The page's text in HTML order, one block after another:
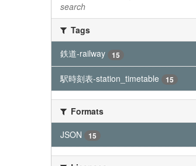
search
Tags
鉄道-railway
15
駅時刻表-station_timetable 15
Formats
JSON
15